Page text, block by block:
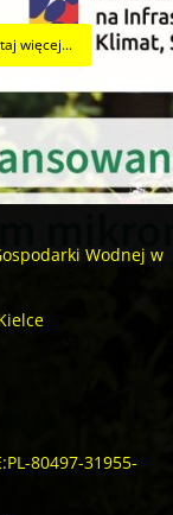
więcej...
40 41
42
Wodnej w
80497-31955-